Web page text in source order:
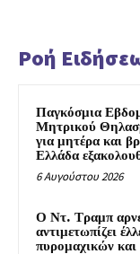
Ροή
Παγκόσμια
Μητρικού
για μητέρα και
Ελλάδα
6 Αυγούστου 2026
Ο Ντ. Τραμπ
αντιμετωπίζει
πυρομαχικών και